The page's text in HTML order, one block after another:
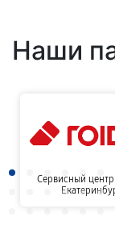
Наши
Сервисный